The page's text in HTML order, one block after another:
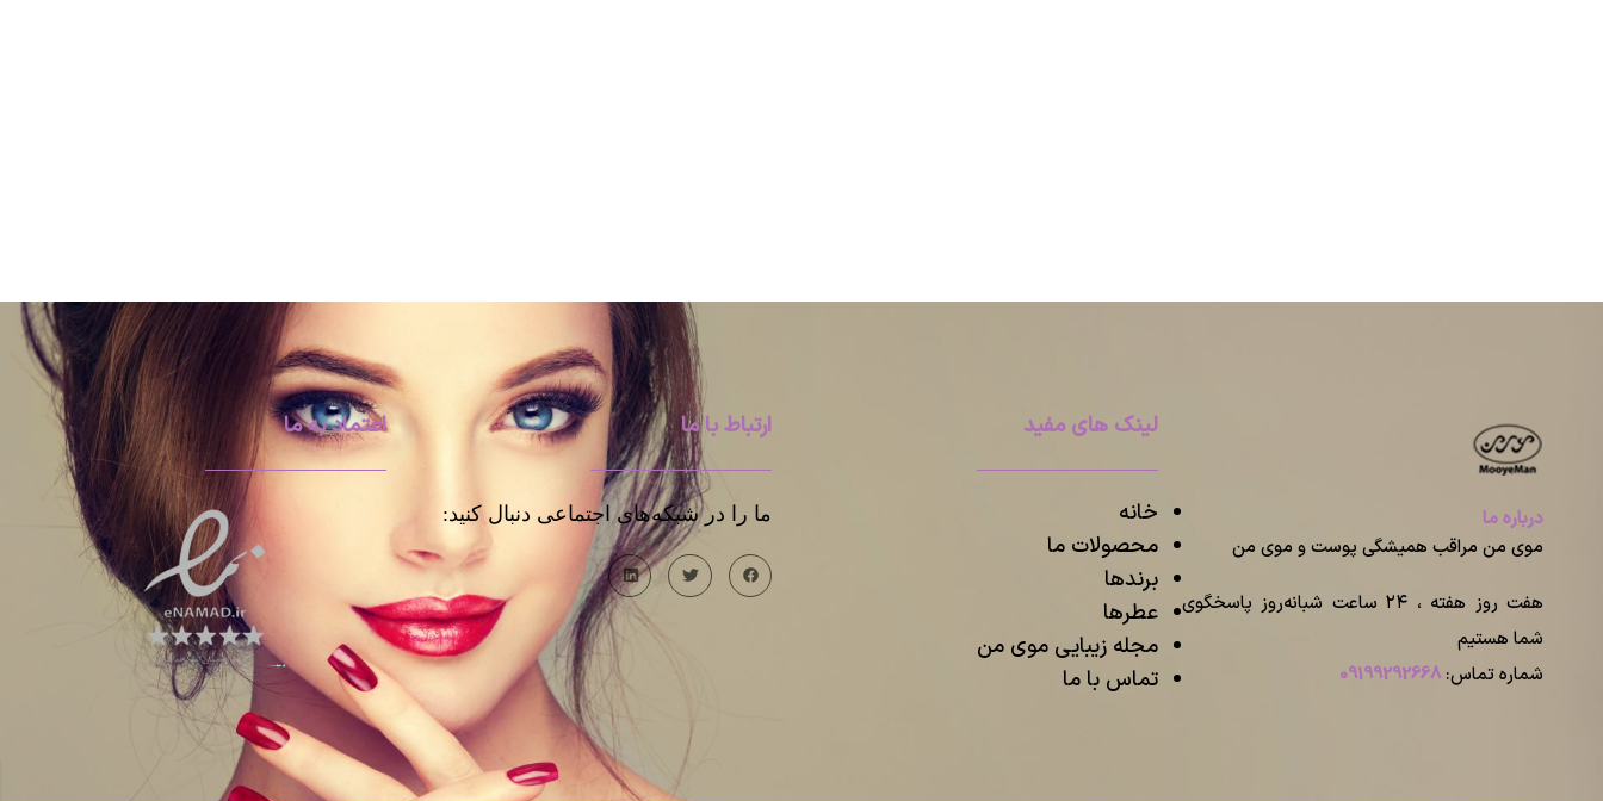
درباره ما
موی من مراقب همیشگی پوست و موی من
هفت روز هفته ، ۲۴ ساعت شبانه‌روز پاسخگوی
شما هستیم
شماره تماس: 09199292668
لینک های مفید
خانه
محصولات ما
برندها
عطرها
مجله زیبایی موی من
تماس با ما
ارتباط با ما
ما را در شبکه‌های اجتماعی دنبال کنید:
اعتماد به ما